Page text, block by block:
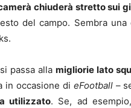
chiuderà stretto sui
del campo. Sembra
passa alla migliorie lato
in occasione di eFootball–
utilizzato. Se, ad